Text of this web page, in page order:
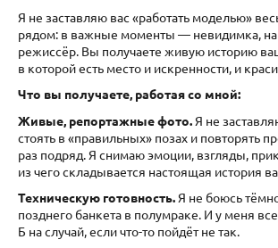
Я не заставляю вас «работать моделью»
рядом: в важные моменты — невидимка,
режиссёр. Вы получаете живую историю
в которой есть место и искренности, и
Что вы получаете, работая со мной:
Живые, репортажные фото. Я не
стоять в «правильных» позах и повторять
раз подряд. Я снимаю эмоции, взгляды,
из чего складывается настоящая история
Техническую готовность. Я не боюсь
позднего банкета в полумраке. И у меня
Б на случай, если что-то пойдёт не так.